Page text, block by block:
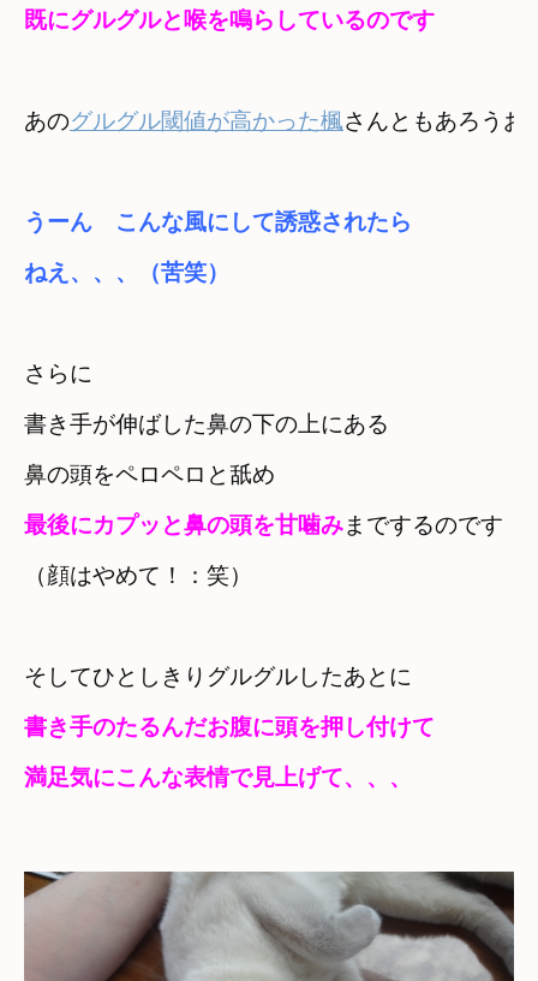
既にグルグルと喉を鳴らしているのです
あのグルグル閾値が高かった楓さんともあろうお
うーん　こんな風にして誘惑されたら
ねえ 、、、（苦笑）
さらに
書き手が伸ばした鼻の下の上にある
鼻の頭をペロペロと舐め
最後にカプッと鼻の頭を甘噛みまでするのです
（顔はやめて！：笑）
そしてひとしきりグルグルしたあとに
書き手のたるんだお腹に頭を押し付けて
満足気にこんな表情で見上げて、、、